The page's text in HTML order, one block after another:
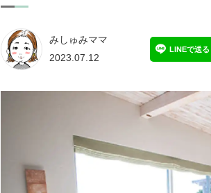
みしゅみママ
2023.07.12
LINEで送る